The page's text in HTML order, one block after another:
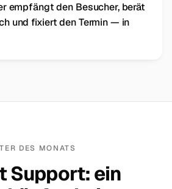
empfängt den Besucher, berät
und fixiert den Termin — in
DES MONATS
Support: ein